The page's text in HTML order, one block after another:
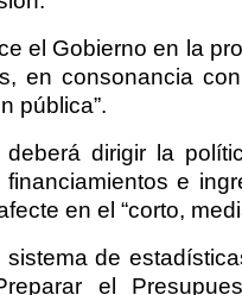
el Gobierno en la
en consonancia
pública”.
deberá dirigir la
e
en el “corto,
sistema de
el